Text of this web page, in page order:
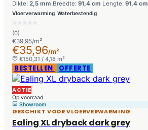
Dikte: 2,5 mm Breedte: 91,4 cm Lengte: 91,4 cm
Vloerverwarming Waterbestendig
(0)
€39,95/m²
€35,96/m²
€150,31 / 4,18 m²
BESTELLEN OFFERTE
ACTIE
Op voorraad
Showroom
GESCHIKT VOOR VLOERVERWARMING
Ealing XL dryback dark grey